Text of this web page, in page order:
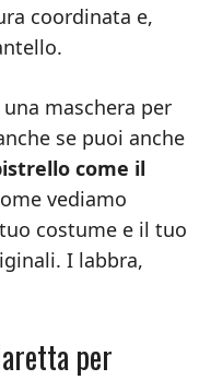
coordinata e,
maschera per
se puoi anche
come il
vediamo
costume e il tuo
I labbra,
per